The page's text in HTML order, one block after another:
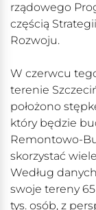
rządowego
częścią
Rozwoju.
W czerwcu
terenie
położono
który będzie
Remontowo-
skorzystać
Według
swoje tereny
tys. osób, z